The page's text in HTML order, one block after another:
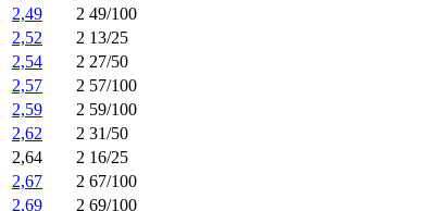
2,49
2 49/100
2,52
2 13/25
2,54
2 27/50
2,57
2 57/100
2,59
2 59/100
2,62
2 31/50
2,64
2 16/25
2,67
2 67/100
2,69
2 69/100